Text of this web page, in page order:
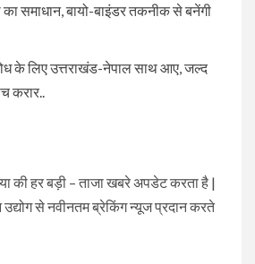
समाधान, बायो-बाइंडर तकनीक से बनेंगी
के लिए उत्तराखंड-नेपाल साथ आए, जल्द
करार..
की हर बड़ी – ताजा खबरे अपडेट करता है |
से नवीनतम ब्रेकिंग न्यूज प्रदान करते